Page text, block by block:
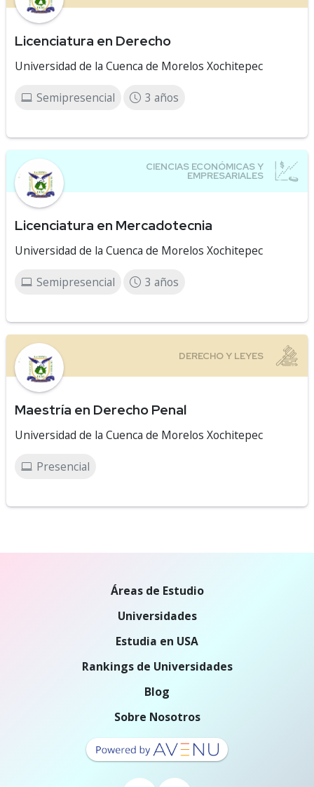
Licenciatura en Derecho
Universidad de la Cuenca de Morelos Xochitepec
Semipresencial 3 años
Licenciatura en Mercadotecnia
Universidad de la Cuenca de Morelos Xochitepec
Semipresencial 3 años
Maestría en Derecho Penal
Universidad de la Cuenca de Morelos Xochitepec
Presencial
Áreas de Estudio
Universidades
Estudia en USA
Rankings de Universidades
Blog
Sobre Nosotros